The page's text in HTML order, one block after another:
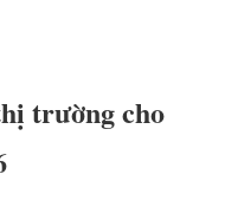
trường cho